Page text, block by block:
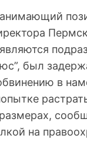
был
в
на